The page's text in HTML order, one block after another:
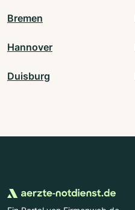
Bremen
Hannover
Duisburg